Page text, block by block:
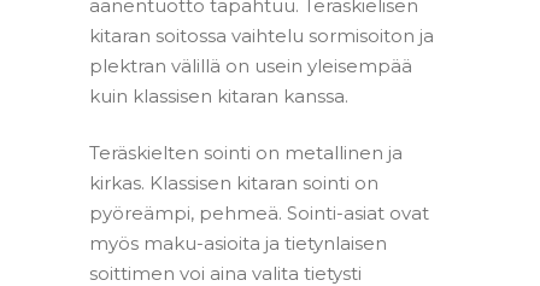
äänentuotto tapahtuu. Teräskielisen
kitaran soitossa vaihtelu sormisoiton ja
plektran välillä on usein yleisempää
kuin klassisen kitaran kanssa.
Teräskielten sointi on metallinen ja
kirkas. Klassisen kitaran sointi on
pyöreämpi, pehmeä. Sointi-asiat ovat
myös maku-asioita ja tietynlaisen
soittimen voi aina valita tietysti